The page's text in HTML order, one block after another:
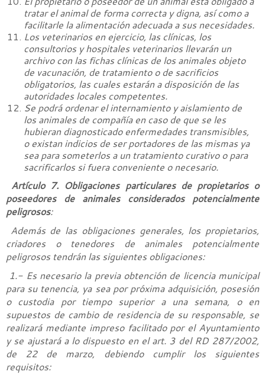
tratar el animal de forma correcta y digna, así como a
facilitarle la alimentación adecuada a sus necesidades.
Los veterinarios en ejercicio, las clínicas, los
consultorios y hospitales veterinarios llevarán un
archivo con las fichas clínicas de los animales objeto
de vacunación, de tratamiento o de sacrificios
obligatorios, las cuales estarán a disposición de las
autoridades locales competentes.
Se podrá ordenar el internamiento y aislamiento de
los animales de compañía en caso de que se les
hubieran diagnosticado enfermedades transmisibles,
o existan indicios de ser portadores de las mismas ya
sea para someterlos a un tratamiento curativo o para
sacrificarlos si fuera conveniente o necesario.
Artículo 7. Obligaciones particulares de propietarios o
poseedores de animales considerados potencialmente
peligrosos:
Además de las obligaciones generales, los propietarios,
criadores o tenedores de animales potencialmente
peligrosos tendrán las siguientes obligaciones:
1.- Es necesario la previa obtención de licencia municipal
para su tenencia, ya sea por próxima adquisición, posesión
o custodia por tiempo superior a una semana, o en
supuestos de cambio de residencia de su responsable, se
realizará mediante impreso facilitado por el Ayuntamiento
y se ajustará a lo dispuesto en el art. 3 del RD 287/2002,
de 22 de marzo, debiendo cumplir los siguientes
requisitos: